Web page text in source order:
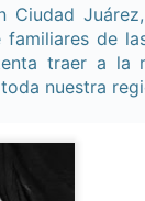
Ciudad
de
traer a la
nuestra
- León
y 27 de agosto
de agosto
-